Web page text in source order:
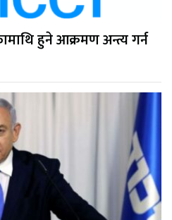
हुने आक्रमण अन्त्य गर्न